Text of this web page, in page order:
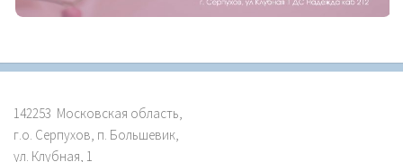
142253 Московская область,
г.о. Серпухов, п. Большевик,
ул. Клубная, 1